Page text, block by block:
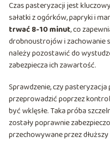
Czas pasteryzacji jest
sałatki z ogórków, papryki i
trwać 8-10 minut, co
drobnoustrojów i zachowanie
należy pozostawić do
zabezpiecza ich zawartość.
Sprawdzenie, czy
przeprowadzić poprzez
być wklęsłe. Taka próba
zostały poprawnie
przechowywane przez dłuższy